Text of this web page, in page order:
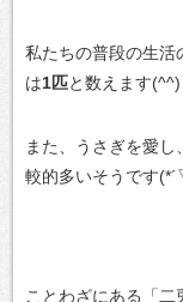
私たちの普段の生活
は1匹と数えます(^^)
また、うさぎを愛
較的多いそうです
ことわざにある「